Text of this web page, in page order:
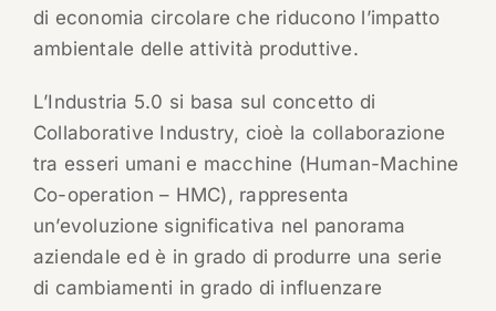
di economia circolare che riducono l’impatto
ambientale delle attività produttive.
L’Industria 5.0 si basa sul concetto di
Collaborative Industry, cioè la collaborazione
tra esseri umani e macchine (Human-Machine
Co-operation – HMC), rappresenta
un’evoluzione significativa nel panorama
aziendale ed è in grado di produrre una serie
di cambiamenti in grado di influenzare